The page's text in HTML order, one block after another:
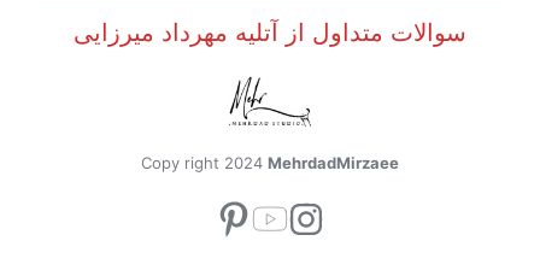
سوالات متداول از آتلیه مهرداد میرزایی
Copy right 2024MehrdadMirzaee